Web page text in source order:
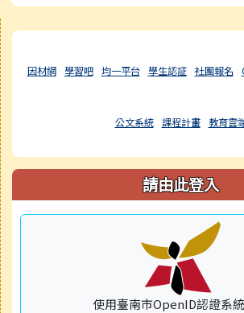
右邊區域內容
因材網 學習吧 均一平台 學生認証 社團報名
公文系統 課程計畫 教育雲
請由此登入
使用臺南市OpenID認證系